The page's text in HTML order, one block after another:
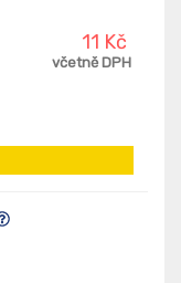
11 Kč
včetně DPH